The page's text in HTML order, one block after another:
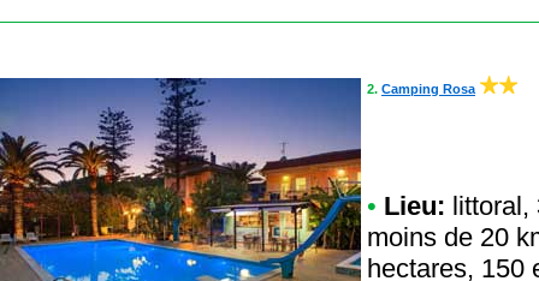
2. Camping Rosa
• Lieu: littoral,
moins de 20
hectares, 150